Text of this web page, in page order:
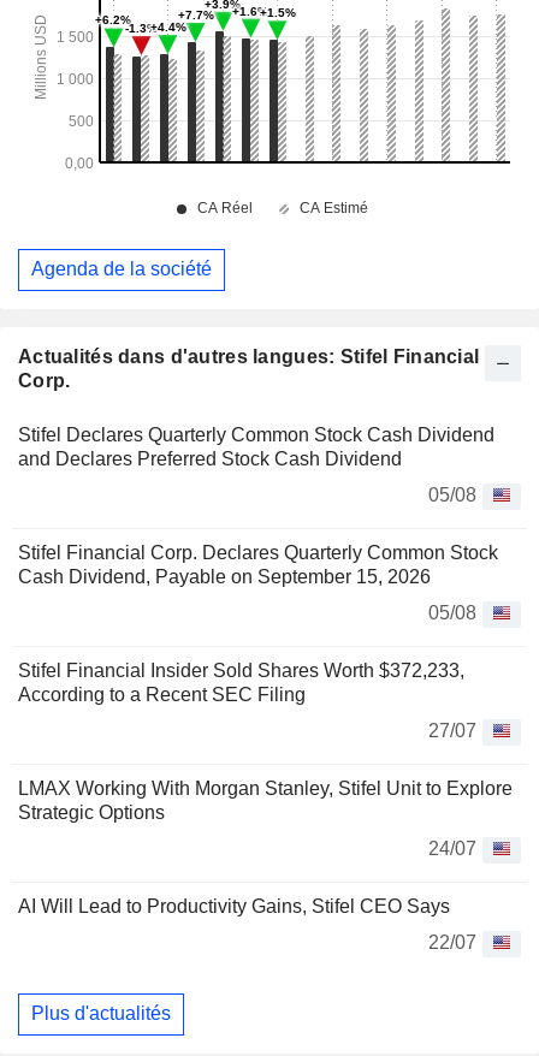
Actualités dans d'autres langues: Stifel Financial
Corp.
Stifel Declares Quarterly Common Stock Cash Dividend
and Declares Preferred Stock Cash Dividend
05/08
Stifel Financial Corp. Declares Quarterly Common Stock
Cash Dividend, Payable on September 15, 2026
05/08
Stifel Financial Insider Sold Shares Worth $372,233,
According to a Recent SEC Filing
27/07
LMAX Working With Morgan Stanley, Stifel Unit to Explore
Strategic Options
24/07
AI Will Lead to Productivity Gains, Stifel CEO Says
22/07
Plus d'actualités
Agenda de la société